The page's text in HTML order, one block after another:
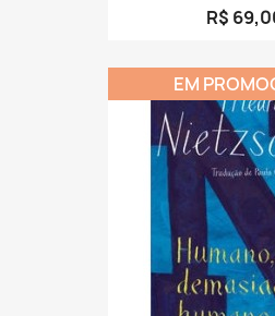
R$
EM